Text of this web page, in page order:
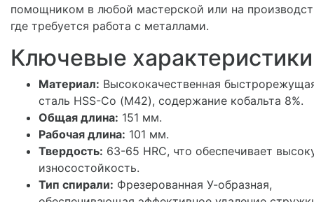
помощником в любой мастерской или на
где требуется работа с металлами.
Ключевые
Материал: Высококачественная
сталь HSS-Co (М42), содержание кобальта 8%.
Общая длина: 151 мм.
Рабочая длина: 101 мм.
Твердость: 63-65 HRC, что обеспечивает
износостойкость.
Тип спирали: Фрезерованная У-образная,